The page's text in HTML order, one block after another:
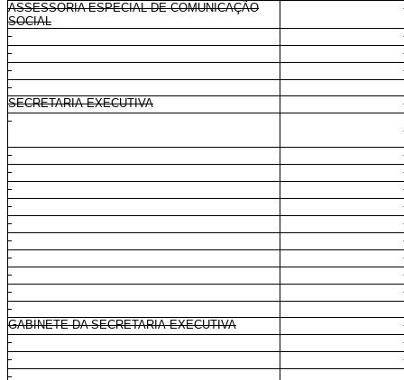
ASSESSORIA ESPECIAL DE COMUNICAÇÃO
SOCIAL
SECRETARIA-EXECUTIVA
GABINETE DA SECRETARIA-EXECUTIVA